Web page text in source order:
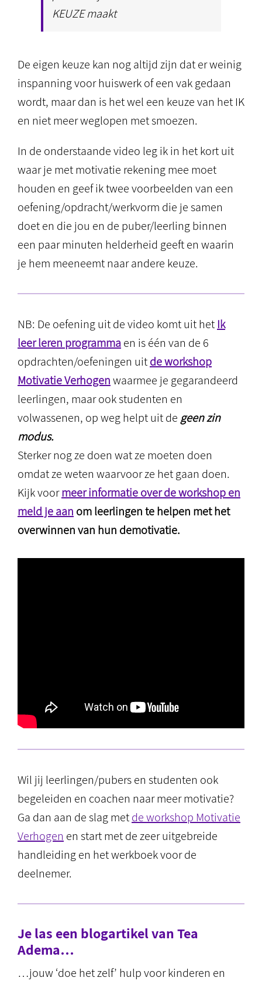
KEUZE maakt
De eigen keuze kan nog altijd zijn dat er weinig
inspanning voor huiswerk of een vak gedaan
wordt, maar dan is het wel een keuze van het IK
en niet meer weglopen met smoezen.
In de onderstaande video leg ik in het kort uit
waar je met motivatie rekening mee moet
houden en geef ik twee voorbeelden van een
oefening/opdracht/werkvorm die je samen
doet en die jou en de puber/leerling binnen
een paar minuten helderheid geeft en waarin
je hem meeneemt naar andere keuze.
NB: De oefening uit de video komt uit het Ik
leer leren programmaen is één van de 6
opdrachten/oefeningen uitde workshop
Motivatie Verhogenwaarmee je gegarandeerd
leerlingen, maar ook studenten en
volwassenen, op weg helpt uit de geen zin
modus.
Sterker nog ze doen wat ze moeten doen
omdat ze weten waarvoor ze het gaan doen.
Kijk voormeer informatie over de workshop en
meld je aan om leerlingen te helpen met het
overwinnen van hun demotivatie.
Wil jij leerlingen/pubers en studenten ook
begeleiden en coachen naar meer motivatie?
Ga dan aan de slag metde workshop Motivatie
Verhogen en start met de zeer uitgebreide
handleiding en het werkboek voor de
deelnemer.
Je las een blogartikel van Tea
Adema…
…jouw ‘doe het zelf’ hulp voor kinderen en